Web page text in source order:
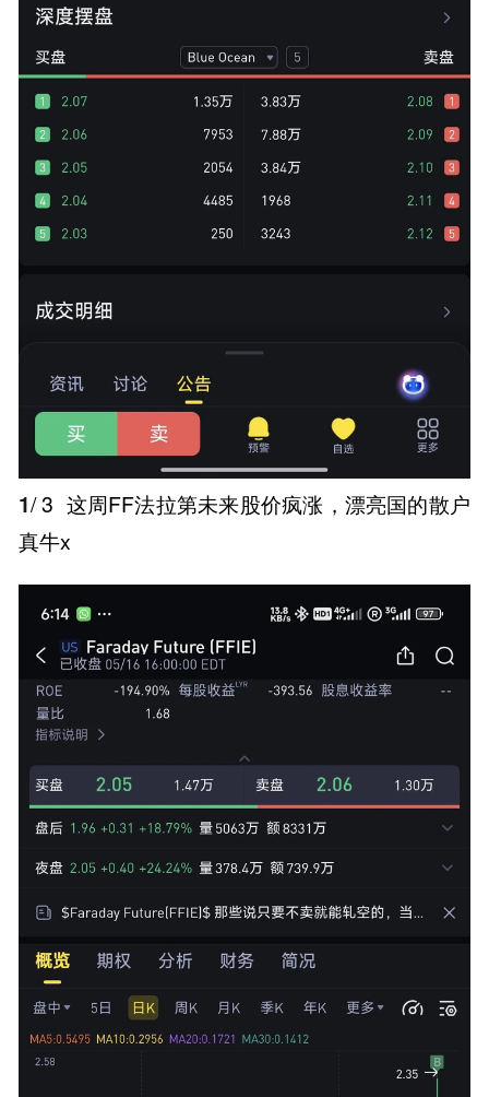
1/ 3 这周FF法拉第未来股价疯涨，漂亮国的散户
真牛x ​